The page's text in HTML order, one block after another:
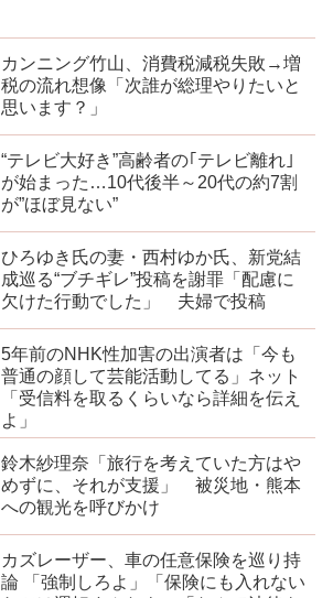
カンニング竹山、消費税減税失敗→増
税の流れ想像「次誰が総理やりたいと
思います？」
“テレビ大好き”高齢者の｢テレビ離れ｣
が始まった…10代後半～20代の約7割
が”ほぼ見ない”
ひろゆき氏の妻・西村ゆか氏、新党結
成巡る“ブチギレ”投稿を謝罪「配慮に
欠けた行動でした」 夫婦で投稿
5年前のNHK性加害の出演者は「今も
普通の顔して芸能活動してる」ネット
「受信料を取るくらいなら詳細を伝え
よ」
鈴木紗理奈「旅行を考えていた方はや
めずに、それが支援」 被災地・熊本
への観光を呼びかけ
カズレーザー、車の任意保険を巡り持
論 「強制しろよ」「保険にも入れない